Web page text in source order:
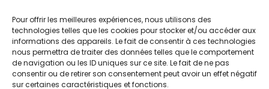
Pour offrir les meilleures expériences, nous utilisons des
technologies telles que les cookies pour stocker et/ou accéder aux
informations des appareils. Le fait de consentir à ces technologies
nous permettra de traiter des données telles que le comportement
de navigation ou les ID uniques sur ce site. Le fait de ne pas
consentir ou de retirer son consentement peut avoir un effet négatif
sur certaines caractéristiques et fonctions.
Copyright © 2026 Stëftung Hëllef Doheem.
Jeu concours
Votre avis nous intéresse
Contact
RGPD